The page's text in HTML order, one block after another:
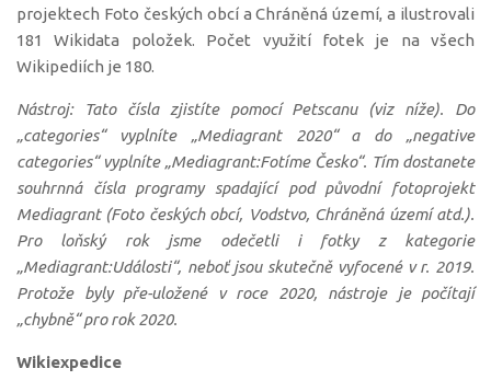
projektech Foto českých obcí a Chráněná území, a ilustrovali
181 Wikidata položek. Počet využití fotek je na všech
Wikipediích je 180.
Nástroj: Tato čísla zjistíte pomocí Petscanu (viz níže). Do
„categories“ vyplníte „Mediagrant 2020“ a do „negative
categories“ vyplníte „Mediagrant:Fotíme Česko“. Tím dostanete
souhrnná čísla programy spadající pod původní fotoprojekt
Mediagrant (Foto českých obcí, Vodstvo, Chráněná území atd.).
Pro loňský rok jsme odečetli i fotky z kategorie
„Mediagrant:Události“, neboť jsou skutečně vyfocené v r. 2019.
Protože byly pře-uložené v roce 2020, nástroje je počítají
„chybně“ pro rok 2020.
Wikiexpedice